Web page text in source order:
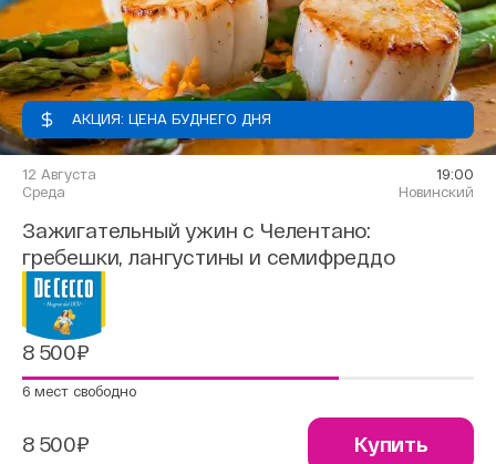
АКЦИЯ: ЦЕНА БУДНЕГО ДНЯ
12 Августа
Среда
19:00
Новинский
Зажигательный ужин с Челентано:
гребешки, лангустины и семифреддо
8 500₽
6 мест свободно
8 500₽ Купить